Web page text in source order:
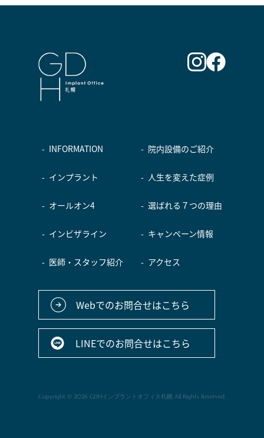
INFORMATION
インプラント
オールオン4
インビザライン
医師・スタッフ紹介
院内設備のご紹介
人生を変えた症例
選ばれる７つの理由
キャンペーン情報
アクセス
Webでのお問合せはこちら
LINEでのお問合せはこちら
Copyright © 2026 GDHインプラントオフィス札幌 All Rights Reserved.